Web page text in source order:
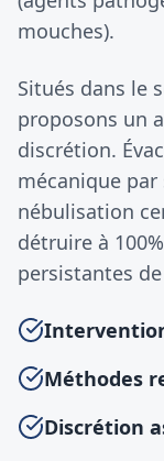
mouches).
Situés dans le
proposons un
discrétion.
mécanique
nébulisation
détruire à
persistantes
Méthodes
Discrétion